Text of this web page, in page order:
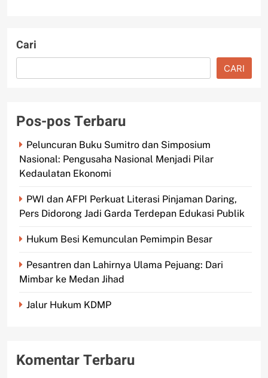
Cari
CARI
Pos-pos Terbaru
Peluncuran Buku Sumitro dan Simposium
Nasional: Pengusaha Nasional Menjadi Pilar
Kedaulatan Ekonomi
PWI dan AFPI Perkuat Literasi Pinjaman Daring,
Pers Didorong Jadi Garda Terdepan Edukasi Publik
Hukum Besi Kemunculan Pemimpin Besar
Pesantren dan Lahirnya Ulama Pejuang: Dari
Mimbar ke Medan Jihad
Jalur Hukum KDMP
Komentar Terbaru